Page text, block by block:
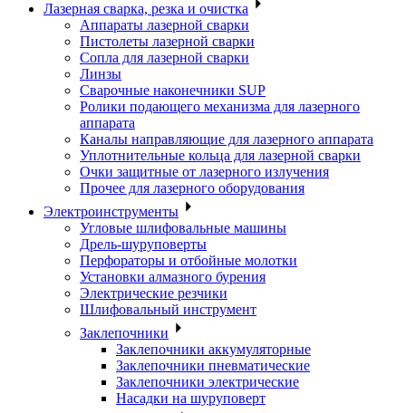
Лазерная сварка, резка и очистка
Аппараты лазерной сварки
Пистолеты лазерной сварки
Сопла для лазерной сварки
Линзы
Сварочные наконечники SUP
Ролики подающего механизма для лазерного
аппарата
Каналы направляющие для лазерного аппарата
Уплотнительные кольца для лазерной сварки
Очки защитные от лазерного излучения
Прочее для лазерного оборудования
Электроинструменты
Угловые шлифовальные машины
Дрель-шуруповерты
Перфораторы и отбойные молотки
Установки алмазного бурения
Электрические резчики
Шлифовальный инструмент
Заклепочники
Заклепочники аккумуляторные
Заклепочники пневматические
Заклепочники электрические
Насадки на шуруповерт